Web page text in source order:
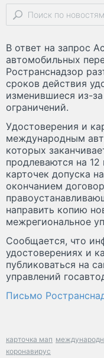
В ответ на запрос
автомобильных
Ространснадзор
сроков действия
изменившиеся из-
ограничений.
Удостоверения и
международным
которых
продлеваются на
карточек допуска
окончанием
направить копию
межрегиональное
Сообщается, что
удостоверениях и
публиковаться на
управлений
Письмо
карточка мап
коронавирус